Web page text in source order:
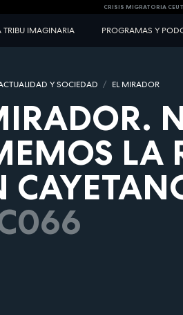
CRISIS MIGRATORIA
TRIBU IMAGINARIA PROGRAMAS Y
Y SOCIEDAD EL MIRADOR
LA